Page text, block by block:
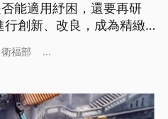
能適用紓困，還要再研
創新、改良，成為精緻
相當高的知名度，但在疫
現在是100%沒有表演，固
萬，
衛福部 ...